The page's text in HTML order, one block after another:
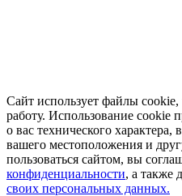
Сайт использует файлы cookie,
работу. Использование cookie
о вас технического характера,
вашего местоположения и
пользоваться сайтом, вы
конфиденциальности, а также
своих персональных данных.